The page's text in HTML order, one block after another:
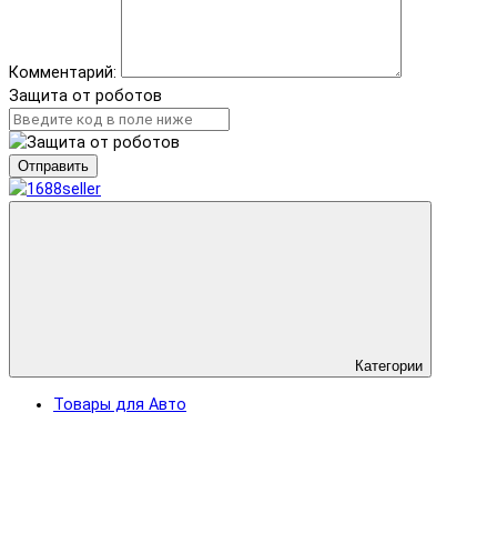
Комментарий:
Защита от роботов
Отправить
Категории
Товары для Авто